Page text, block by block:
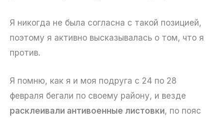
Я никогда не была согласна с такой позицией,
поэтому я активно высказывалась о том, что я
против.
Я помню, как я и моя подруга с 24 по 28
февраля бегали по своему району, и везде
расклеивали антивоенные листовки, по пояс